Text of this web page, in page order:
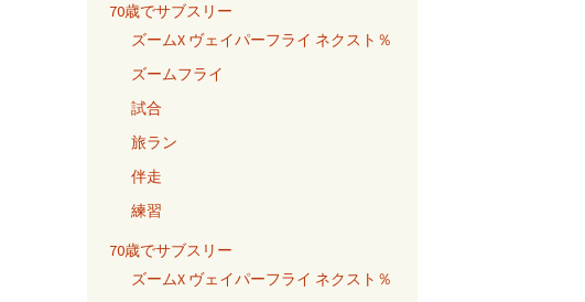
70歳でサブスリー
ズームX ヴェイパーフライ ネクスト％
ズームフライ
試合
旅ラン
伴走
練習
70歳でサブスリー
ズームX ヴェイパーフライ ネクスト％